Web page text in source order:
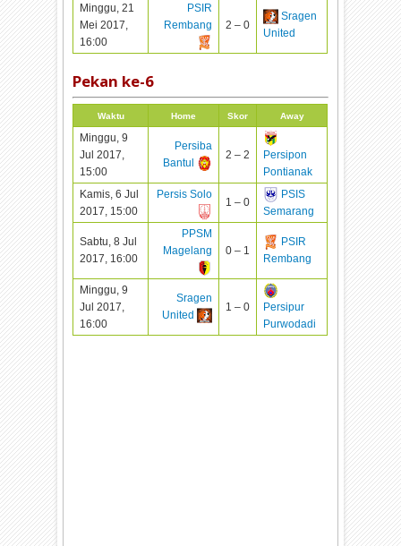
Minggu, 21
Mei 2017,
16:00
PSIR
Rembang
2 – 0
Sragen
United
Pekan ke-6
Waktu Home Skor Away
Minggu, 9
Jul 2017,
15:00
Persiba
Bantul
2 – 2
Persipon
Pontianak
Kamis, 6 Jul
2017, 15:00
Persis Solo
1 – 0
PSIS
Semarang
Sabtu, 8 Jul
2017, 16:00
PPSM
Magelang
0 – 1
PSIR
Rembang
Minggu, 9
Jul 2017,
16:00
Sragen
United
1 – 0
Persipur
Purwodadi